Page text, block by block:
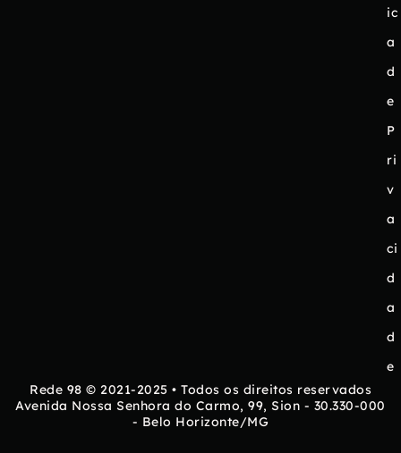
ic
a
d
e
P
ri
v
a
ci
d
a
d
e
Rede 98 © 2021-2025 • Todos os direitos reservados
Avenida Nossa Senhora do Carmo, 99, Sion - 30.330-000
- Belo Horizonte/MG